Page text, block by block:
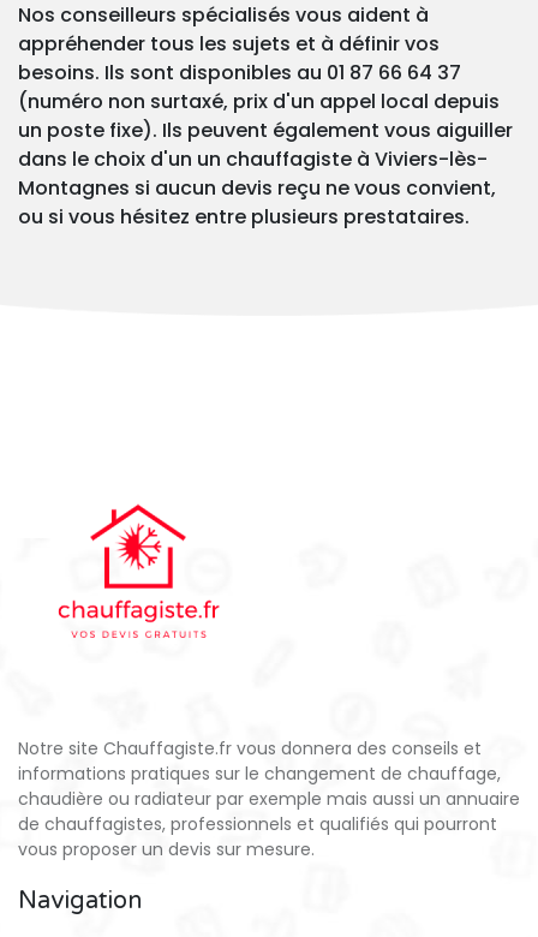
Nos conseilleurs spécialisés vous aident à
appréhender tous les sujets et à définir vos
besoins. Ils sont disponibles au 01 87 66 64 37
(numéro non surtaxé, prix d'un appel local depuis
un poste fixe). Ils peuvent également vous aiguiller
dans le choix d'un un chauffagiste à Viviers-lès-
Montagnes si aucun devis reçu ne vous convient,
ou si vous hésitez entre plusieurs prestataires.
Notre site Chauffagiste.fr vous donnera des conseils et
informations pratiques sur le changement de chauffage,
chaudière ou radiateur par exemple mais aussi un annuaire
de chauffagistes, professionnels et qualifiés qui pourront
vous proposer un devis sur mesure.
Navigation